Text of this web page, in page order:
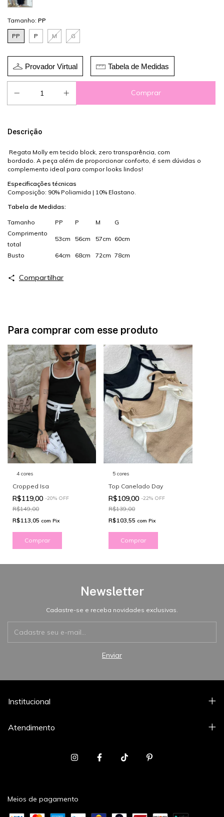
Tamanho: PP
PP P M G
Provador Virtual Tabela de Medidas
Descrição
Regata Molly em tecido block, zero transparência, com
bordado. A peça além de proporcionar conforto, é sem dúvidas o
complemento ideal para compor looks lindos!
Especificações técnicas
Composição: 90% Poliamida | 10% Elastano.
Tabela de Medidas:
Tamanho PP P M
G
Comprimento
total
53cm 56cm 57cm 60cm
Busto 64cm 68cm 72cm 78cm
Compartilhar
Para comprar com esse produto
4 cores
Cropped Isa
R$119,00 -20% OFF
R$149,00
R$113,05 com Pix
Comprar
5 cores
Top Canelado Day
R$109,00 -22% OFF
R$139,00
R$103,55 com Pix
Comprar
Newsletter
Cadastre-se e receba novidades exclusivas.
Institucional
Atendimento
Meios de pagamento